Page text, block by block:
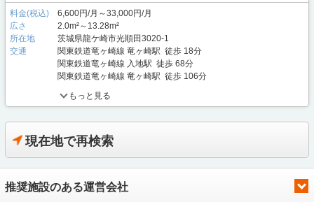
料金(税込)
6,600円/月～33,000円/月
広さ
2.0m²～13.28m²
所在地
茨城県龍ケ崎市光順田3020-1
交通
関東鉄道竜ヶ崎線 竜ヶ崎駅 徒歩 18分
関東鉄道竜ヶ崎線 入地駅 徒歩 68分
関東鉄道竜ヶ崎線 竜ヶ崎駅 徒歩 106分
もっと見る
現在地で再検索
推奨施設のある運営会社